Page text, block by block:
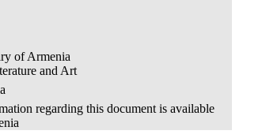
of Armenia
and Art
regarding this document is available